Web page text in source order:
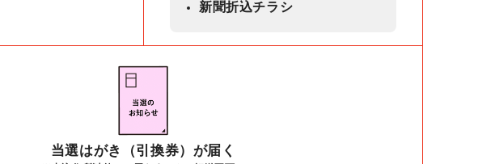
新聞折込チラシ
当選はがき（引換券）が届く